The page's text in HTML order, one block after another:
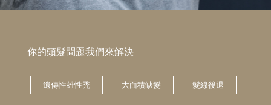
你的頭髮問題我們來解決
遺傳性雄性禿 大面積缺髮 髮線後退